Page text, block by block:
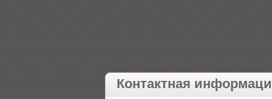
Контактная